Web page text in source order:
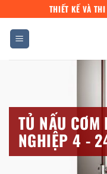
qua
dung
THIẾT KẾ VÀ
TỦ NẤU CƠM
NGHIỆP 4 -